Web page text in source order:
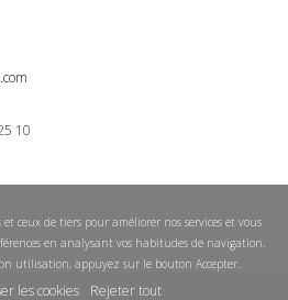
10
et ceux de tiers pour améliorer nos services et vous
en analysant vos habitudes de navigation.
utilisation, appuyez sur le bouton Accepter.
les cookies Rejeter tout